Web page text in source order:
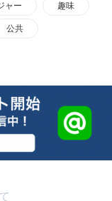
ャー 趣味
公共